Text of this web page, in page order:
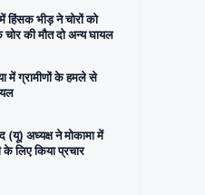
हिंसक भीड़ ने चोरों को
चोर की मौत दो अन्य घायल
में ग्रामीणों के हमले से
(यू) अध्यक्ष ने मोकामा में
लिए किया प्रचार